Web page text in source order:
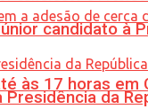
às 17 horas em
candidato à
da